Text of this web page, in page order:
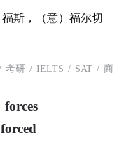
福斯，（意）福尔切
考研 / IELTS / SAT / 商
forces
forced